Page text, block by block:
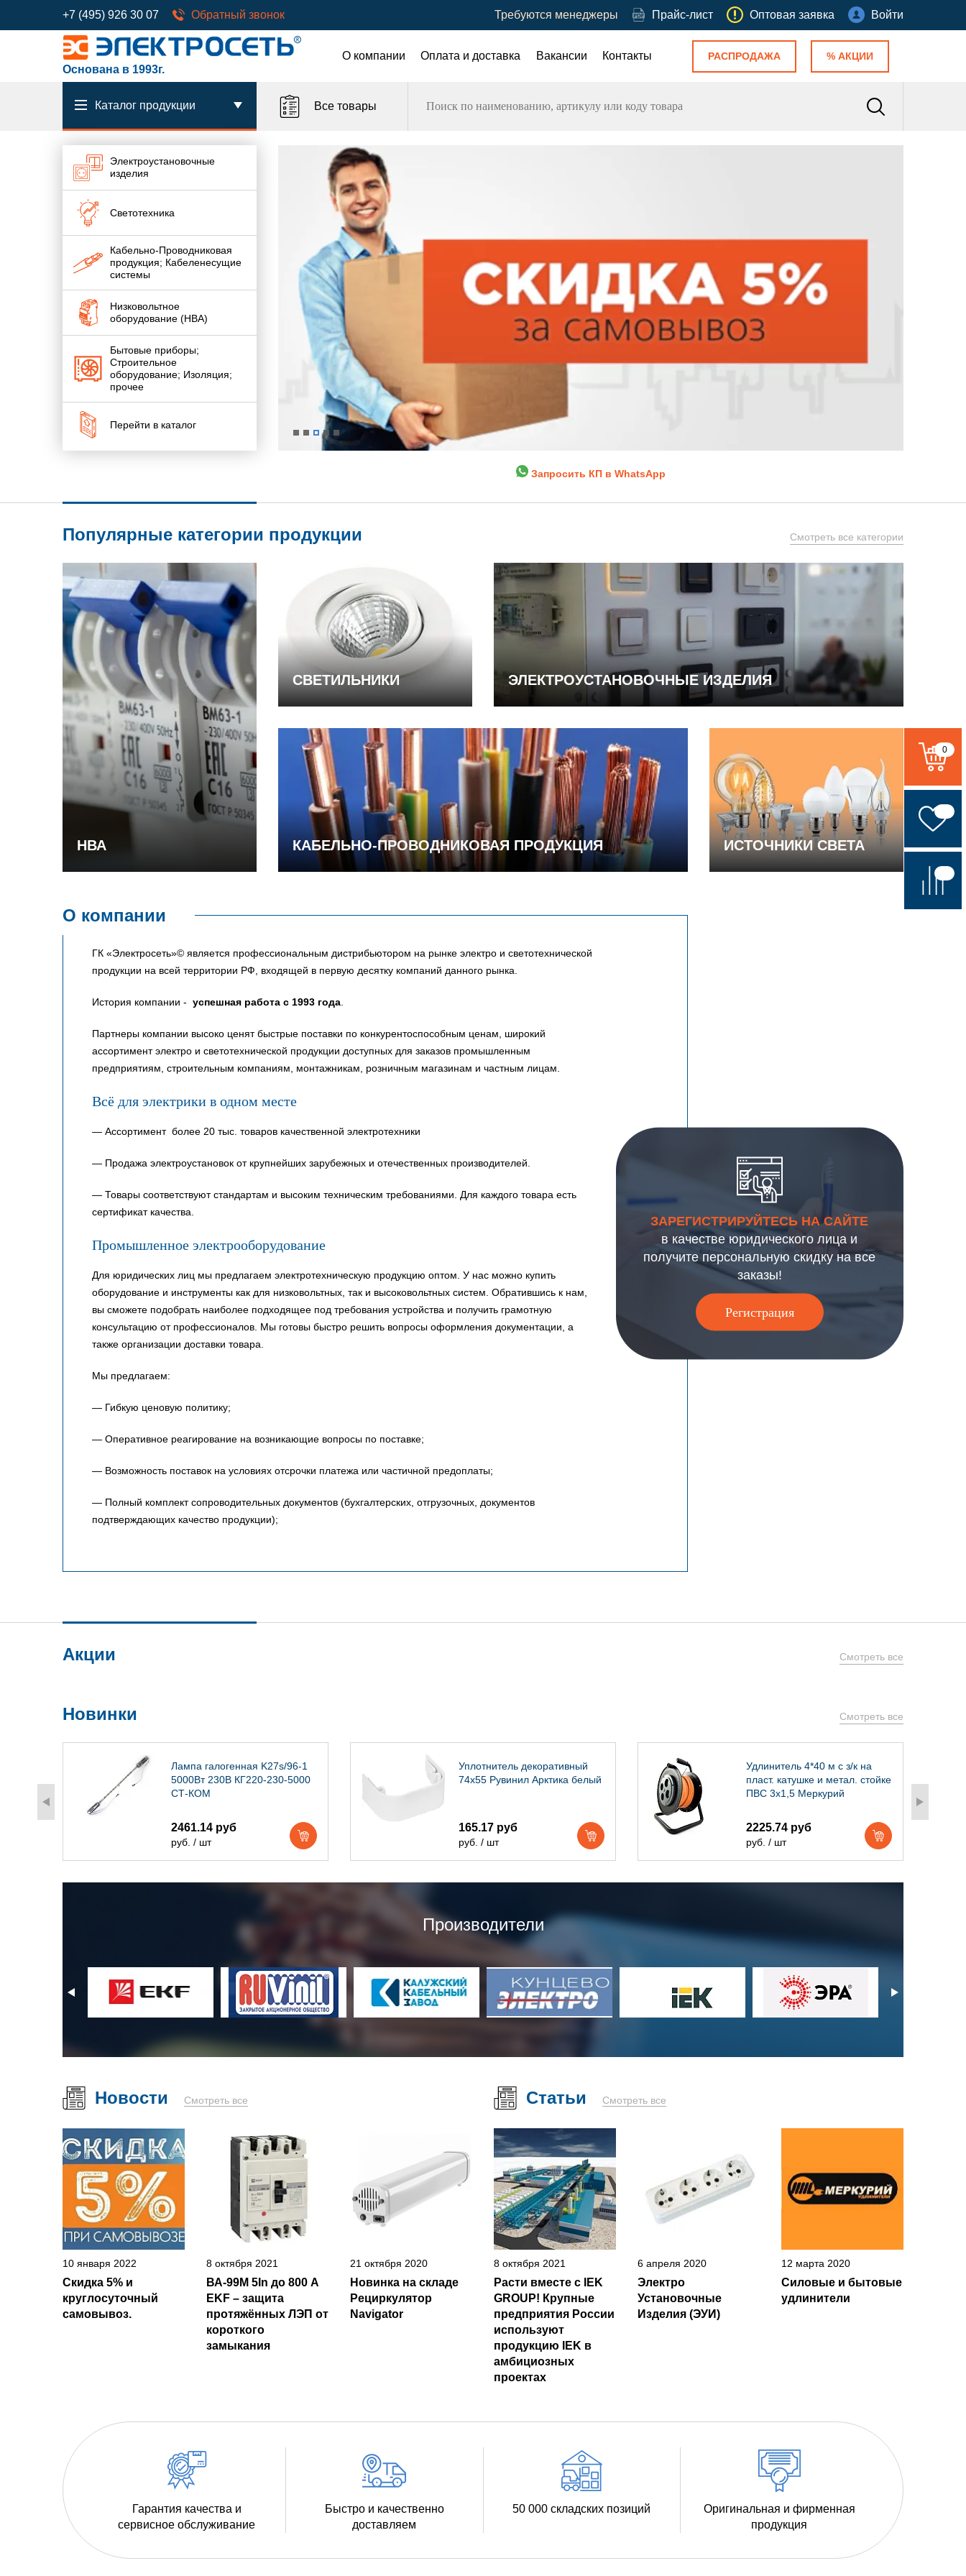
+7 (495) 926 30 07 Обратный звонок Требуются менеджеры Прайс-лист Оптовая заявка Войти
Основана в 1993г.
О компании Оплата и доставка Вакансии Контакты РАСПРОДАЖА % АКЦИИ
Каталог продукции Все товары
Электроустановочные
изделия
Светотехника
Кабельно-Проводниковая
продукция; Кабеленесущие
системы
Низковольтное
оборудование (НВА)
Бытовые приборы;
Строительное
оборудование; Изоляция;
прочее
Перейти в каталог
Запросить КП в WhatsApp
Популярные категории продукции Смотреть все категории
НВА
СВЕТИЛЬНИКИ ЭЛЕКТРОУСТАНОВОЧНЫЕ ИЗДЕЛИЯ
КАБЕЛЬНО-ПРОВОДНИКОВАЯ ПРОДУКЦИЯ ИСТОЧНИКИ СВЕТА
О компании
ГК «Электросеть»© является профессиональным дистрибьютором на рынке электро и светотехнической
продукции на всей территории РФ, входящей в первую десятку компаний данного рынка.
История компании - успешная работа с 1993 года
Партнеры компании высоко ценят быстрые поставки по конкурентоспособным ценам, широкий
ассортимент электро и светотехнической продукции доступных для заказов промышленным
предприятиям, строительным компаниям, монтажникам, розничным магазинам и частным лицам.
Всё для электрики в одном месте
— Ассортимент более 20 тыс. товаров качественной электротехники
— Продажа электроустановок от крупнейших зарубежных и отечественных производителей.
— Товары соответствуют стандартам и высоким техническим требованиями. Для каждого товара есть
сертификат качества.
Промышленное электрооборудование
Для юридических лиц мы предлагаем электротехническую продукцию оптом. У нас можно купить
оборудование и инструменты как для низковольтных, так и высоковольтных систем. Обратившись к нам,
вы сможете подобрать наиболее подходящее под требования устройства и получить грамотную
консультацию от профессионалов. Мы готовы быстро решить вопросы оформления документации, а
также организации доставки товара.
Мы предлагаем:
— Гибкую ценовую политику;
— Оперативное реагирование на возникающие вопросы по поставке;
— Возможность поставок на условиях отсрочки платежа или частичной предоплаты;
— Полный комплект сопроводительных документов (бухгалтерских, отгрузочных, документов
подтверждающих качество продукции);
ЗАРЕГИСТРИРУЙТЕСЬ НА САЙТЕ
в качестве юридического лица и
получите персональную скидку на все
заказы!
Регистрация
Акции Смотреть все
Новинки Смотреть все
Лампа галогенная K27s/96-1
5000Вт 230В КГ220-230-5000
СТ-КОМ
2461.14 руб
руб. / шт
Уплотнитель декоративный
74х55 Рувинил Арктика белый
165.17 руб
руб. / шт
Удлинитель 4*40 м с з/к на
пласт. катушке и метал. стойке
ПВС 3х1,5 Меркурий
2225.74 руб
руб. / шт
Производители
Новости Смотреть все
10 января 2022
Скидка 5% и
круглосуточный
самовывоз.
8 октября 2021
ВА-99М 5In до 800 А
EKF – защита
протяжённых ЛЭП от
короткого
замыкания
21 октября 2020
Новинка на складе
Рециркулятор
Navigator
Статьи Смотреть все
8 октября 2021
Расти вместе с IEK
GROUP! Крупные
предприятия России
используют
продукцию IEK в
амбициозных
проектах
6 апреля 2020
Электро
Установочные
Изделия (ЭУИ)
12 марта 2020
Силовые и бытовые
удлинители
Гарантия качества и
сервисное обслуживание
Быстро и качественно
доставляем
50 000 складских позиций
Оригинальная и фирменная
продукция
0